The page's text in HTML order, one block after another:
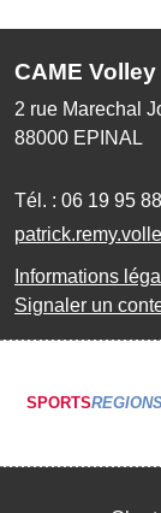
CAME Volley
2 rue Marechal
88000 EPINAL
Tél. : 06 19 95
Informations
Signaler un
SPORTS